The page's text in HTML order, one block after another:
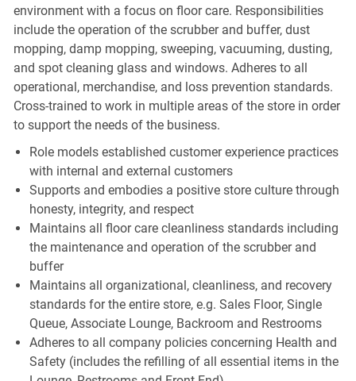
environment with a focus on floor care. Responsibilities
include the operation of the scrubber and buffer, dust
mopping, damp mopping, sweeping, vacuuming, dusting,
and spot cleaning glass and windows. Adheres to all
operational, merchandise, and loss prevention standards.
Cross-trained to work in multiple areas of the store in order
to support the needs of the business.
Role models established customer experience practices
with internal and external customers
Supports and embodies a positive store culture through
honesty, integrity, and respect
Maintains all floor care cleanliness standards including
the maintenance and operation of the scrubber and
buffer
Maintains all organizational, cleanliness, and recovery
standards for the entire store, e.g. Sales Floor, Single
Queue, Associate Lounge, Backroom and Restrooms
Adheres to all company policies concerning Health and
Safety (includes the refilling of all essential items in the